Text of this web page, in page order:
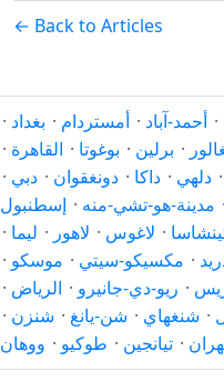
← Back to Articles
· أحمد-آباد · أمستردام · بغداد ·
· برلين · بوغوتا · القاهرة ·
· دلهي · داكا · دونغقوان · دبي ·
· مدينة-هو-تشي-منه · إسطنبول
· لاغوس · لاهور · ليما ·
· مكسيكو-سيتي · موسكو ·
· ريو-دي-جانيرو · الرياض ·
· شنغهاي · شن-يانغ · شنزن ·
· تيانجين · طوكيو · ووهان